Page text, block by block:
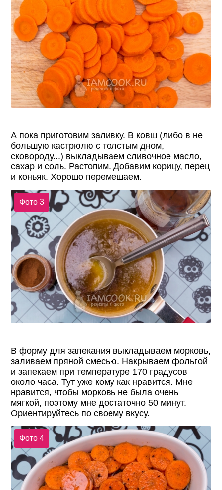
А пока приготовим заливку. В ковш (либо в не
большую кастрюлю с толстым дном,
сковороду...) выкладываем сливочное масло,
сахар и соль. Растопим. Добавим корицу, перец
и коньяк. Хорошо перемешаем.
Фото 3
В форму для запекания выкладываем морковь,
заливаем пряной смесью. Накрываем фольгой
и запекаем при температуре 170 градусов
около часа. Тут уже кому как нравится. Мне
нравится, чтобы морковь не была очень
мягкой, поэтому мне достаточно 50 минут.
Ориентируйтесь по своему вкусу.
Фото 4